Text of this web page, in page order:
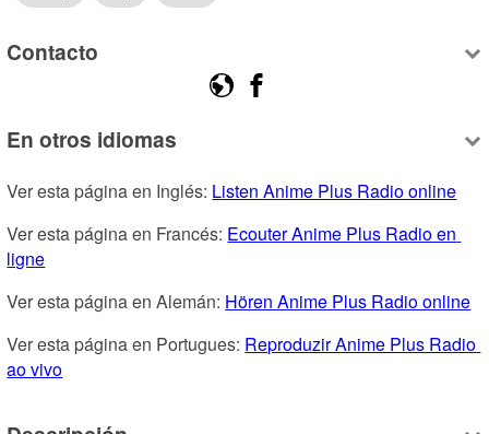
Contacto
En otros idiomas
Ver esta página en Inglés: Listen Anime Plus Radio online
Ver esta página en Francés: Ecouter Anime Plus Radio en
ligne
Ver esta página en Alemán: Hören Anime Plus Radio online
Ver esta página en Portugues: Reproduzir Anime Plus Radio
ao vivo